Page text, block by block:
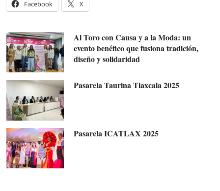
Facebook X
Al Toro con Causa y a la Moda: un
evento benéfico que fusiona tradición,
diseño y solidaridad
Pasarela Taurina Tlaxcala 2025
Pasarela ICATLAX 2025